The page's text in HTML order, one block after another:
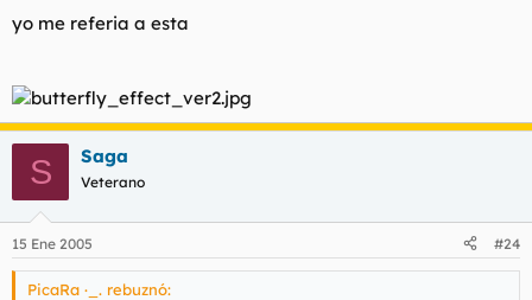
Ellos te darán todas las respuestas y con un poco de suerte en
el futuro te veremos como tripulante de Sea Quest.
yo me referia a esta
S Saga
Veterano
15 Ene 2005 #24
PicaRa ·_. rebuznó: